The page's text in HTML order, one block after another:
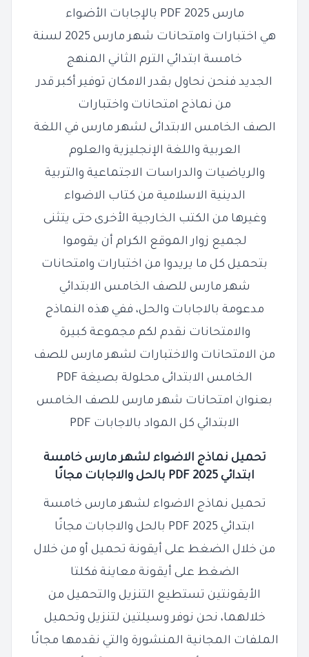
مارس 2025 PDF بالإجابات الأضواء
هي اختبارات وامتحانات شهر مارس 2025 لسنة
خامسة ابتدائي الترم الثاني المنهج
الجديد فنحن نحاول بقدر الامكان توفير أكبر قدر
من نماذج امتحانات واختبارات
الصف الخامس الابتدائى لشهر مارس في اللغة
العربية واللغة الإنجليزية والعلوم
والرياضيات والدراسات الاجتماعية والتربية
الدينية الاسلامية من كتاب الاضواء
وغيرها من الكتب الخارجية الأخرى حتى يتثنى
لجميع زوار الموقع الكرام أن يقوموا
بتحميل كل ما يريدوا من اختبارات وامتحانات
شهر مارس للصف الخامس الابتدائي
مدعومة بالاجابات والحل، ففي هذه النماذج
والامتحانات نقدم لكم مجموعة كبيرة
من الامتحانات والاختبارات لشهر مارس للصف
الخامس الابتدائى محلولة بصيغة PDF
بعنوان امتحانات شهر مارس للصف الخامس
الابتدائي كل المواد بالاجابات PDF
تحميل نماذج الاضواء لشهر مارس خامسة
ابتدائي 2025 PDF بالحل والاجابات مجانًا
تحميل نماذج الاضواء لشهر مارس خامسة
ابتدائي 2025 PDF بالحل والاجابات مجانًا
من خلال الضغط على أيقونة تحميل أو من خلال
الضغط على أيقونة معاينة فكلتا
الأيقونتين تستطيع التنزيل والتحميل من
خلالهما، نحن نوفر وسيلتين لتنزيل وتحميل
الملفات المجانية المنشورة والتي نقدمها مجانًا